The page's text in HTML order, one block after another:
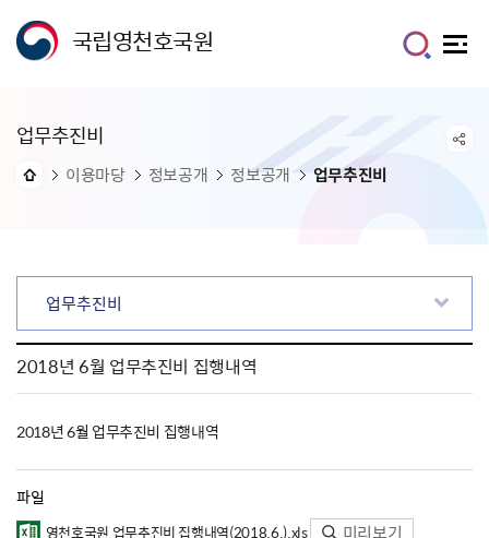
국립영천호국원
업무추진비
이용마당 정보공개 정보공개 업무추진비
업무추진비
2018년 6월 업무추진비 집행내역
2018년 6월 업무추진비 집행내역
파일
영천호국원 업무추진비 집행내역(2018.6.).xls 미리보기